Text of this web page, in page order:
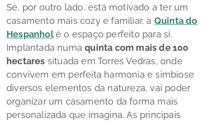
Se, por outro lado, está motivado a ter um
casamento mais cozye familiar, a Quinta do
Hespanhol é o espaço perfeito para si.
Implantada numaquinta com mais de 100
hectares situada em Torres Vedras, onde
convivem em perfeita harmonia e simbiose
diversos elementos da natureza, vai poder
organizar um casamento da forma mais
personalizada que imagina. As principais